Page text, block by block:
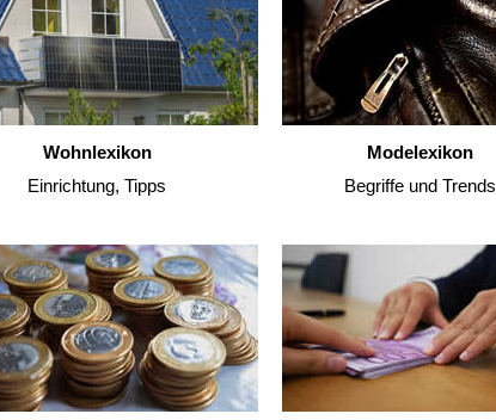
Wohnlexikon
Einrichtung, Tipps
Modelexikon
Begriffe und Trends